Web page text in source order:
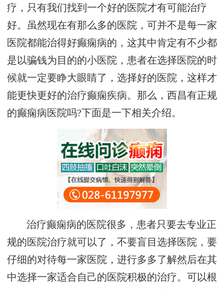
疗，只有我们找到一个好的医院才有可能治疗
好。虽然现在有那么多的医院，可并不是每一家
医院都能治得好癫痫病的，这其中肯定有不少都
是以骗钱为目的的小医院，患者在选择医院的时
候就一定要睁大眼睛了，选择好的医院，这样才
能更快更好的治疗癫痫疾病。那么，西昌有正规
的癫痫病医院吗?下面是一下相关介绍。
治疗癫痫病的医院很多，患者只要去专业正
规的医院治疗就可以了，不要盲目选择医院，要
仔细的对待每一家医院，进行多多了解然后在其
中选择一家适合自己的医院积极的治疗。可以根